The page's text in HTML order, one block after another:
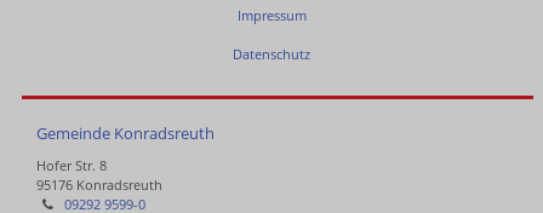
Impressum
Datenschutz
Gemeinde Konradsreuth
Hofer Str. 8
95176 Konradsreuth
09292 9599-0